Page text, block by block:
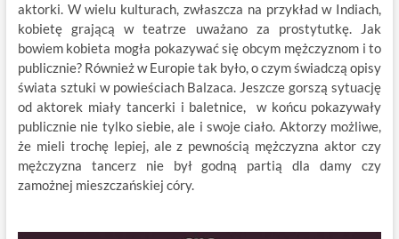
aktorki. W wielu kulturach, zwłaszcza na przykład w Indiach,
kobietę grającą w teatrze uważano za prostytutkę. Jak
bowiem kobieta mogła pokazywać się obcym mężczyznom i to
publicznie? Również w Europie tak było, o czym świadczą opisy
świata sztuki w powieściach Balzaca. Jeszcze gorszą sytuację
od aktorek miały tancerki i baletnice, w końcu pokazywały
publicznie nie tylko siebie, ale i swoje ciało. Aktorzy możliwe,
że mieli trochę lepiej, ale z pewnością mężczyzna aktor czy
mężczyzna tancerz nie był godną partią dla damy czy
zamożnej mieszczańskiej córy.